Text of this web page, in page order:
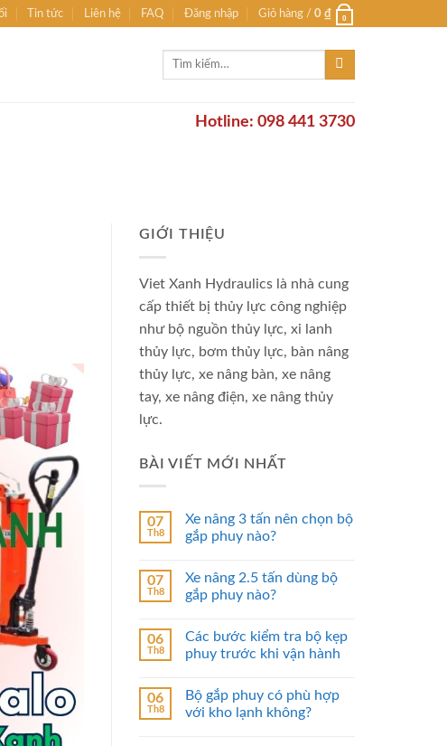
Tin tức Liên hệ FAQ Đăng nhập Giỏ hàng / 0 ₫ 0
Tìm
Hotline: 098 441 3730
GIỚI THIỆU
Viet Xanh Hydraulics là nhà cung
cấp thiết bị thủy lực công nghiệp
như bộ nguồn thủy lực, xi lanh
thủy lực, bơm thủy lực, bàn nâng
thủy lực, xe nâng bàn, xe nâng
tay, xe nâng điện, xe nâng thủy
lực.
BÀI VIẾT MỚI NHẤT
07
Th8
Xe nâng 3 tấn nên chọn bộ
gắp phuy nào?
07
Th8
Xe nâng 2.5 tấn dùng bộ
gắp phuy nào?
06
Th8
Các bước kiểm tra bộ kẹp
phuy trước khi vận hành
06
Th8
Bộ gắp phuy có phù hợp
với kho lạnh không?